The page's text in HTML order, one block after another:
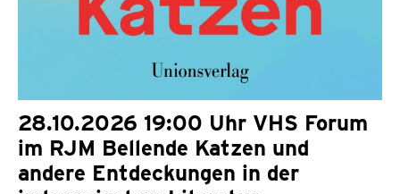
28.10.2026 19:00 Uhr VHS Forum
im RJM Bellende Katzen und
andere Entdeckungen in der